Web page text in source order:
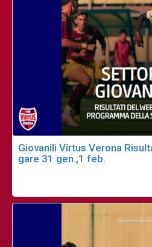
Giovanili Virtus Verona
gare 31 gen.,1 feb.